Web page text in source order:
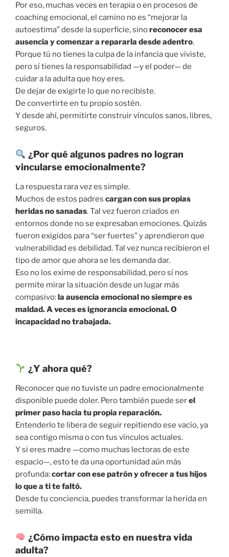
Por eso, muchas veces en terapia o en procesos de
coaching emocional, el camino no es “mejorar la
autoestima” desde la superficie, sinoreconocer esa
ausencia y comenzar a repararla desde adentro.
Porque tú no tienes la culpa de la infancia que viviste,
pero sí tienes la responsabilidad —y el poder— de
cuidar a la adulta que hoy eres.
De dejar de exigirte lo que no recibiste.
De convertirte en tu propio sostén.
Y desde ahí, permitirte construir vínculos sanos, libres,
seguros.
¿Por qué algunos padres no logran
vincularse emocionalmente?
La respuesta rara vez es simple.
Muchos de estos padres cargan con sus propias
heridas no sanadas. Tal vez fueron criados en
entornos donde no se expresaban emociones. Quizás
fueron exigidos para “ser fuertes” y aprendieron que
vulnerabilidad es debilidad. Tal vez nunca recibieron el
tipo de amor que ahora se les demanda dar.
Eso no los exime de responsabilidad, pero sí nos
permite mirar la situación desde un lugar más
compasivo:la ausencia emocional no siempre es
maldad. A veces es ignorancia emocional. O
incapacidad no trabajada.
¿Y ahora qué?
Reconocer que no tuviste un padre emocionalmente
disponible puede doler. Pero también puede serel
primer paso hacia tu propia reparación.
Entenderlo te libera de seguir repitiendo ese vacío, ya
sea contigo misma o con tus vínculos actuales.
Y si eres madre —como muchas lectoras de este
espacio—, esto te da una oportunidad aún más
profunda:cortar con ese patrón y ofrecer a tus hijos
lo que a ti te faltó.
Desde tu conciencia, puedes transformar la herida en
semilla.
¿Cómo impacta esto en nuestra vida
adulta?